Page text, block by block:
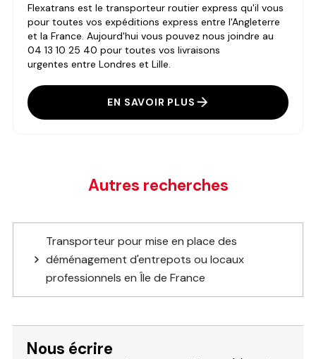
Flexatrans est le transporteur routier express qu'il vous
pour toutes vos expéditions express entre l'Angleterre
et la France. Aujourd'hui vous pouvez nous joindre au
04 13 10 25 40 pour toutes vos livraisons
urgentes entre Londres et Lille.
EN SAVOIR PLUS
Autres recherches
Transporteur pour mise en place des
déménagement d'entrepots ou locaux
professionnels en Île de France
Nous écrire